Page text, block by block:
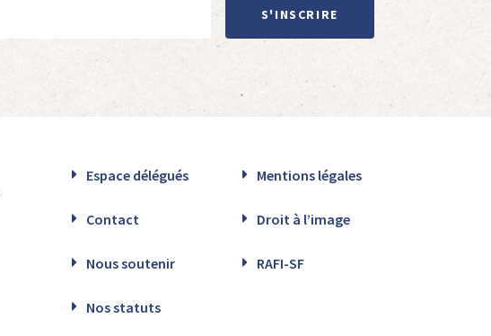
S'INSCRIRE
Espace délégués Mentions légales
Contact Droit à l’image
Nous soutenir RAFI-SF
Nos statuts